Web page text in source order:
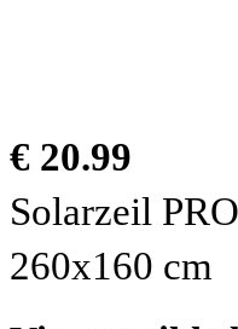
€ 20.99
Solarzeil PRO
260x160 cm